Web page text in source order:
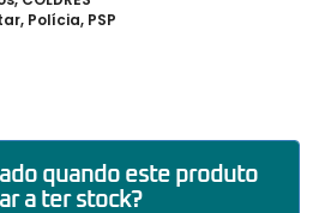
, Polícia, PSP
quando este produto
a ter stock?